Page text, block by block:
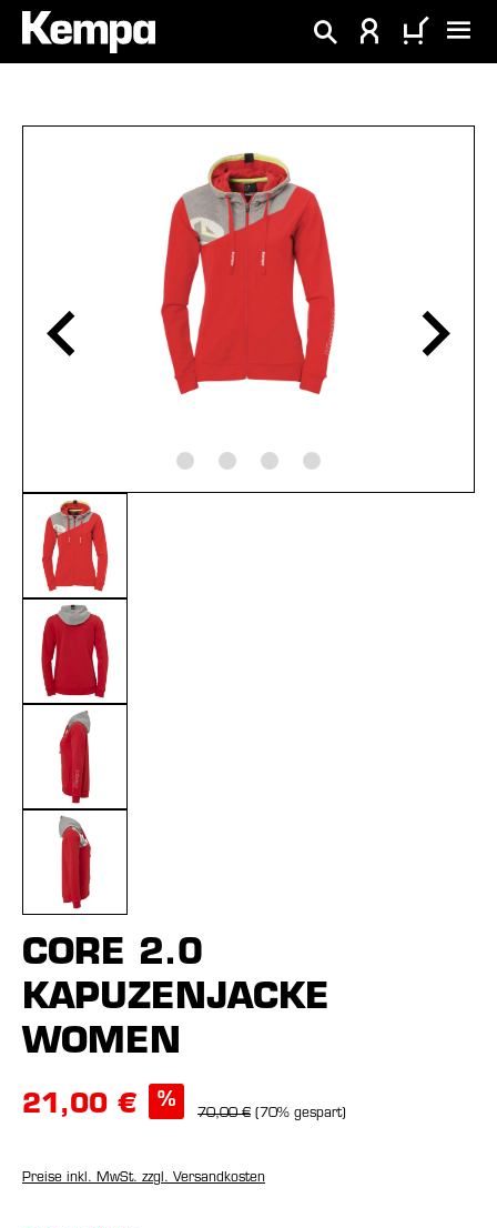
springen
CORE 2.0
KAPUZENJACKE
WOMEN
21,00 € %
70,00 € (70% gespart)
Preise inkl. MwSt. zzgl. Versandkosten